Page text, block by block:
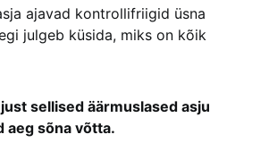
ajavad kontrollifriigid üsna
julgeb küsida, miks on kõik
sellised äärmuslased asju
aeg sõna võtta.